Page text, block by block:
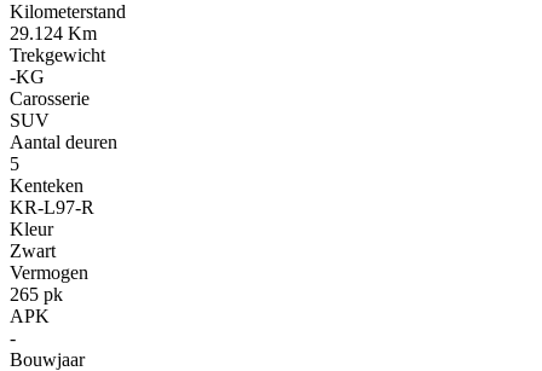
Kilometerstand
29.124 Km
Trekgewicht
-KG
Carosserie
SUV
Aantal deuren
5
Kenteken
KR-L97-R
Kleur
Zwart
Vermogen
265 pk
APK
-
Bouwjaar